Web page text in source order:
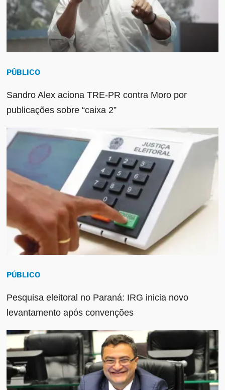
PÚBLICO
Sandro Alex aciona TRE-PR contra Moro por
publicações sobre “caixa 2”
PÚBLICO
Pesquisa eleitoral no Paraná: IRG inicia novo
levantamento após convenções